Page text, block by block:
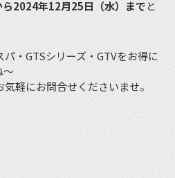
2024年12月25日（水）までと
・GTSシリーズ・GTVをお得に
〜
軽にお問合せくださいませ。